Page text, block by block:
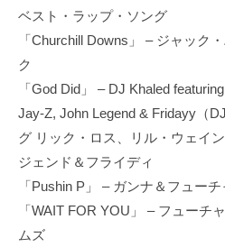
ベスト・ラップ・ソング
「Churchill Downs」 – ジャック
ク
「God Did」 – DJ Khaled
Jay-Z, John Legend & Fridayy（
グ リック・ロス、リル・ウェイ
ジェンド＆フライディ
「Pushin P」 – ガンナ＆フュー
「WAIT FOR YOU」 – フューチ
ムズ